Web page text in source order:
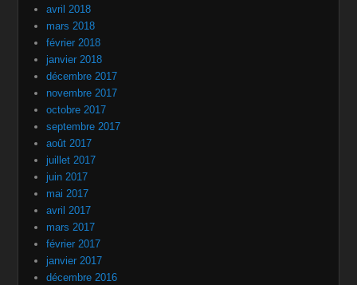
avril 2018
mars 2018
février 2018
janvier 2018
décembre 2017
novembre 2017
octobre 2017
septembre 2017
août 2017
juillet 2017
juin 2017
mai 2017
avril 2017
mars 2017
février 2017
janvier 2017
décembre 2016